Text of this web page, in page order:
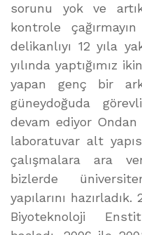
sorunu yok ve
kontrole
delikanlıyı 12 yıla
yılında yaptığımız
yapan genç bir
güneydoğuda
devam ediyor Ondan
laboratuvar alt
çalışmalara ara
bizlerde
yapılarını
Biyoteknoloji